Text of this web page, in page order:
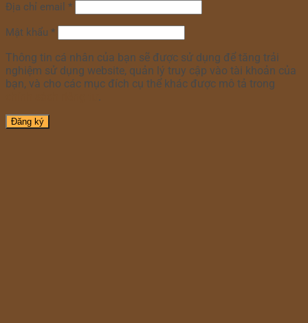
Địa chỉ email *
Mật khẩu *
Thông tin cá nhân của bạn sẽ được sử dụng để tăng trải
nghiệm sử dụng website, quản lý truy cập vào tài khoản của
bạn, và cho các mục đích cụ thể khác được mô tả trong
Đăng ký